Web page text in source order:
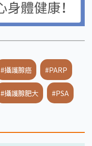
#攝護腺癌 #PARP
#攝護腺肥大 #PSA